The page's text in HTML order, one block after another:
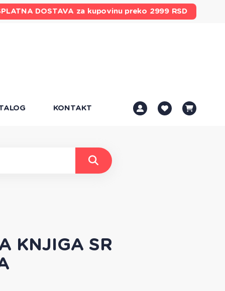
DOSTAVA za kupovinu preko 2999 RSD
KONTAKT
KNJIGA SR